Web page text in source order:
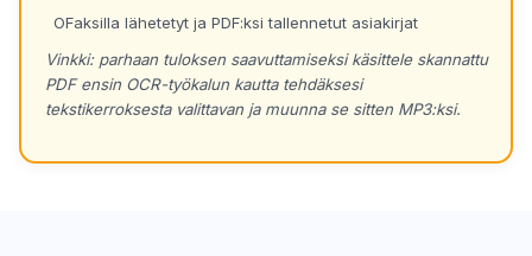
Faksilla lähetetyt ja PDF:ksi tallennetut asiakirjat
Vinkki: parhaan tuloksen saavuttamiseksi käsittele skannattu
PDF ensin OCR-työkalun kautta tehdäksesi
tekstikerroksesta valittavan ja muunna se sitten MP3:ksi.